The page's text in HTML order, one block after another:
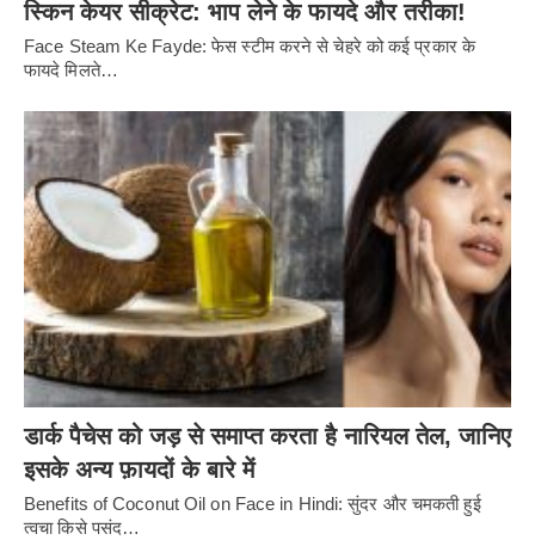
स्किन केयर सीक्रेट: भाप लेने के फायदे और तरीका!
Face Steam Ke Fayde: फेस स्टीम करने से चेहरे को कई प्रकार के
फायदे मिलते…
डार्क पैचेस को जड़ से समाप्त करता है नारियल तेल, जानिए
इसके अन्य फ़ायदों के बारे में
Benefits of Coconut Oil on Face in Hindi: सुंदर और चमकती हुई
त्वचा किसे पसंद…